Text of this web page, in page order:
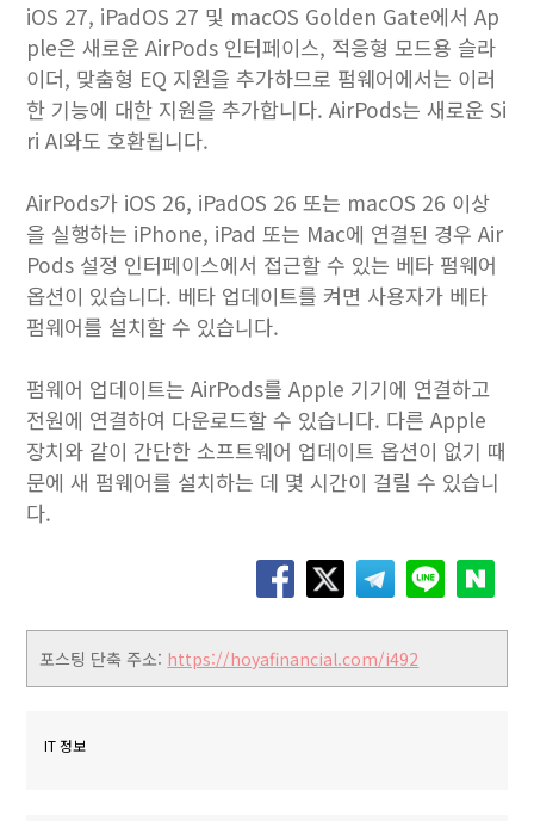
iOS 27, iPadOS 27 및 macOS Golden Gate에서 Ap
ple은 새로운 AirPods 인터페이스, 적응형 모드용 슬라
이더, 맞춤형 EQ 지원을 추가하므로 펌웨어에서는 이러
한 기능에 대한 지원을 추가합니다. AirPods는 새로운 Si
ri AI와도 호환됩니다.
AirPods가 iOS 26, iPadOS 26 또는 macOS 26 이상
을 실행하는 iPhone, iPad 또는 Mac에 연결된 경우 Air
Pods 설정 인터페이스에서 접근할 수 있는 베타 펌웨어
옵션이 있습니다. 베타 업데이트를 켜면 사용자가 베타
펌웨어를 설치할 수 있습니다.
펌웨어 업데이트는 AirPods를 Apple 기기에 연결하고
전원에 연결하여 다운로드할 수 있습니다. 다른 Apple
장치와 같이 간단한 소프트웨어 업데이트 옵션이 없기 때
문에 새 펌웨어를 설치하는 데 몇 시간이 걸릴 수 있습니
다.
포스팅 단축 주소: https://hoyafinancial.com/i492
IT 정보